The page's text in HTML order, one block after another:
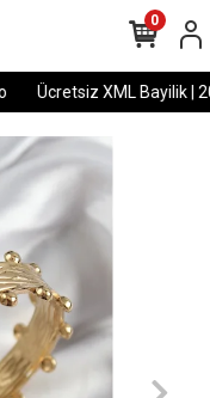
Ücretsiz XML Bayilik |
0